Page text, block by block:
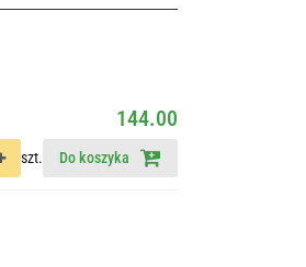
144.00
szt. Do koszyka